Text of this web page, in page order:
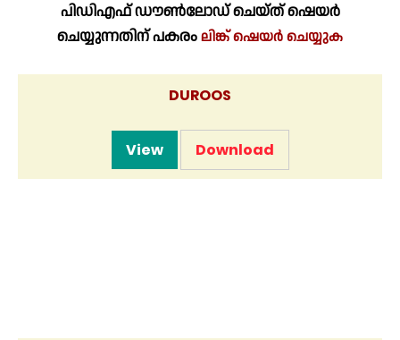
പിഡിഎഫ് ഡൗൺലോഡ് ചെയ്ത് ഷെയർ
ചെയ്യുന്നതിന് പകരംലിങ്ക് ഷെയർ ചെയ്യുക
DUROOS
View Download